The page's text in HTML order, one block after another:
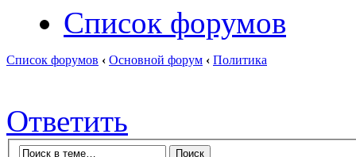
Список форумов
Список форумов ‹ Основной форум ‹ Политика
Ответить